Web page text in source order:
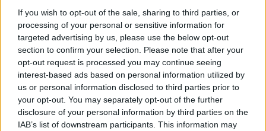
If you wish to opt-out of the sale, sharing to third parties, or
processing of your personal or sensitive information for
targeted advertising by us, please use the below opt-out
section to confirm your selection. Please note that after your
opt-out request is processed you may continue seeing
interest-based ads based on personal information utilized by
us or personal information disclosed to third parties prior to
your opt-out. You may separately opt-out of the further
disclosure of your personal information by third parties on the
IAB’s list of downstream participants. This information may